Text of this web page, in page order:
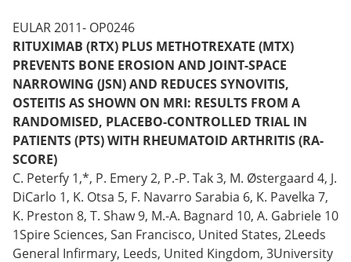
EULAR 2011- OP0246
RITUXIMAB (RTX) PLUS METHOTREXATE (MTX)
PREVENTS BONE EROSION AND JOINT-SPACE
NARROWING (JSN) AND REDUCES SYNOVITIS,
OSTEITIS AS SHOWN ON MRI: RESULTS FROM A
RANDOMISED, PLACEBO-CONTROLLED TRIAL IN
PATIENTS (PTS) WITH RHEUMATOID ARTHRITIS (RA-
SCORE)
C. Peterfy 1,*, P. Emery 2, P.-P. Tak 3, M. Østergaard 4, J.
DiCarlo 1, K. Otsa 5, F. Navarro Sarabia 6, K. Pavelka 7,
K. Preston 8, T. Shaw 9, M.-A. Bagnard 10, A. Gabriele 10
1Spire Sciences, San Francisco, United States, 2Leeds
General Infirmary, Leeds, United Kingdom, 3University